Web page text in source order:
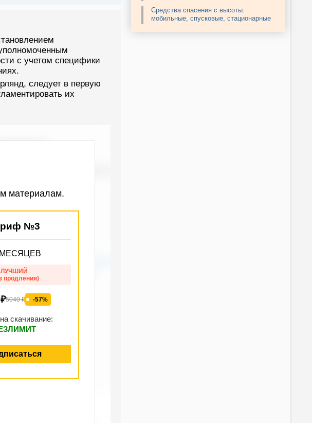
с учетом специфики
следует в первую
их
материалам.
№3
МЕСЯЦЕВ
ЛУЧШИЙ
продления)
5040 ₽ -57%
скачивание:
Средства спасения с высоты:
мобильные, спусковые, стационарные